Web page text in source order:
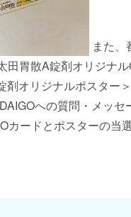
また
田胃散A錠剤オリジナ
剤オリジナルポスター
への質問・メッセ
カードとポスターの当